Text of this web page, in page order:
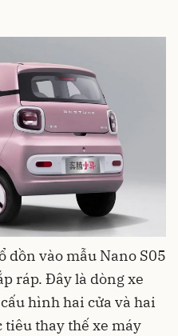
dồn vào mẫu Nano S05
ráp. Đây là dòng xe
hình hai cửa và hai
thay thế xe máy